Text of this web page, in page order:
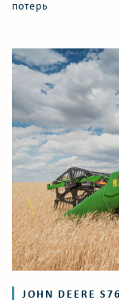
потерь
JOHN DEERE